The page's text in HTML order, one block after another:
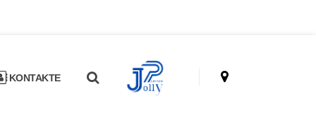
KONTAKTE